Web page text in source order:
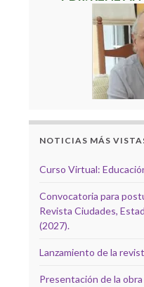
NOTICIAS MÁS
Curso Virtual:
Convocatoria para
Revista Ciudades,
(2027).
Lanzamiento de la
Presentación de la